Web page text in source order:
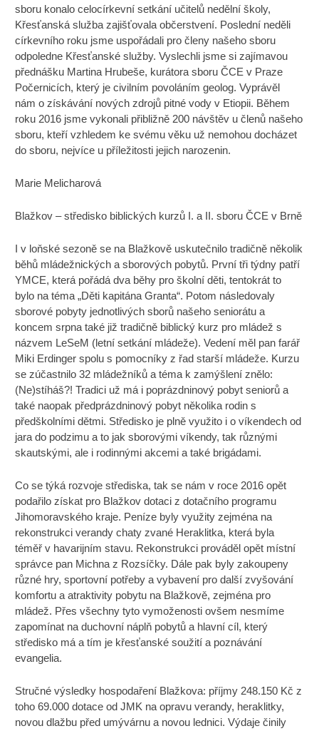
sboru konalo celocírkevní setkání učitelů nedělní školy,
Křesťanská služba zajišťovala občerstvení. Poslední neděli
církevního roku jsme uspořádali pro členy našeho sboru
odpoledne Křesťanské služby. Vyslechli jsme si zajímavou
přednášku Martina Hrubeše, kurátora sboru ČCE v Praze
Počernicích, který je civilním povoláním geolog. Vyprávěl
nám o získávání nových zdrojů pitné vody v Etiopii. Během
roku 2016 jsme vykonali přibližně 200 návštěv u členů našeho
sboru, kteří vzhledem ke svému věku už nemohou docházet
do sboru, nejvíce u příležitosti jejich narozenin.
Marie Melicharová
Blažkov – středisko biblických kurzů I. a II. sboru ČCE v Brně
I v loňské sezoně se na Blažkově uskutečnilo tradičně několik
běhů mládežnických a sborových pobytů. První tři týdny patří
YMCE, která pořádá dva běhy pro školní děti, tentokrát to
bylo na téma „Děti kapitána Granta“. Potom následovaly
sborové pobyty jednotlivých sborů našeho seniorátu a
koncem srpna také již tradičně biblický kurz pro mládež s
názvem LeSeM (letní setkání mládeže). Vedení měl pan farář
Miki Erdinger spolu s pomocníky z řad starší mládeže. Kurzu
se zúčastnilo 32 mládežníků a téma k zamýšlení znělo:
(Ne)stíháš?! Tradici už má i poprázdninový pobyt seniorů a
také naopak předprázdninový pobyt několika rodin s
předškolními dětmi. Středisko je plně využito i o víkendech od
jara do podzimu a to jak sborovými víkendy, tak různými
skautskými, ale i rodinnými akcemi a také brigádami.
Co se týká rozvoje střediska, tak se nám v roce 2016 opět
podařilo získat pro Blažkov dotaci z dotačního programu
Jihomoravského kraje. Peníze byly využity zejména na
rekonstrukci verandy chaty zvané Heraklitka, která byla
téměř v havarijním stavu. Rekonstrukci prováděl opět místní
správce pan Michna z Rozsíčky. Dále pak byly zakoupeny
různé hry, sportovní potřeby a vybavení pro další zvyšování
komfortu a atraktivity pobytu na Blažkově, zejména pro
mládež. Přes všechny tyto vymoženosti ovšem nesmíme
zapomínat na duchovní náplň pobytů a hlavní cíl, který
středisko má a tím je křesťanské soužití a poznávání
evangelia.
Stručné výsledky hospodaření Blažkova: příjmy 248.150 Kč z
toho 69.000 dotace od JMK na opravu verandy, heraklitky,
novou dlažbu před umývárnu a novou lednici. Výdaje činily